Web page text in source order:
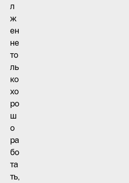
л
ж
ен
не
то
ль
ко
хо
ро
ш
о
ра
бо
та
ть,